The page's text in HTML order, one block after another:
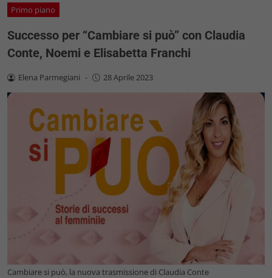
Primo piano
Successo per “Cambiare si può” con Claudia
Conte, Noemi e Elisabetta Franchi
Elena Parmegiani - 28 Aprile 2023
Cambiare si può, la nuova trasmissione di Claudia Conte